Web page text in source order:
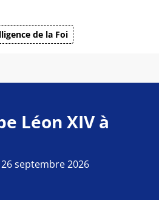
de la Foi
Léon XIV à
septembre 2026